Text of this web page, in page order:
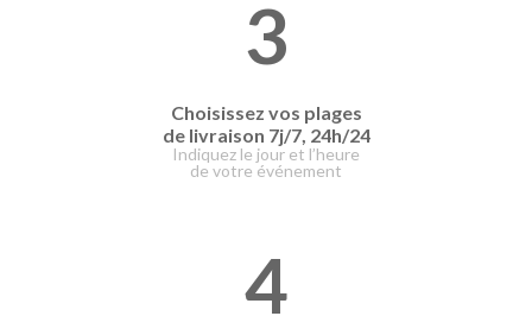
3
Choisissez vos plages
de livraison 7j/7, 24h/24
Indiquez le jour et l’heure
de votre événement
4